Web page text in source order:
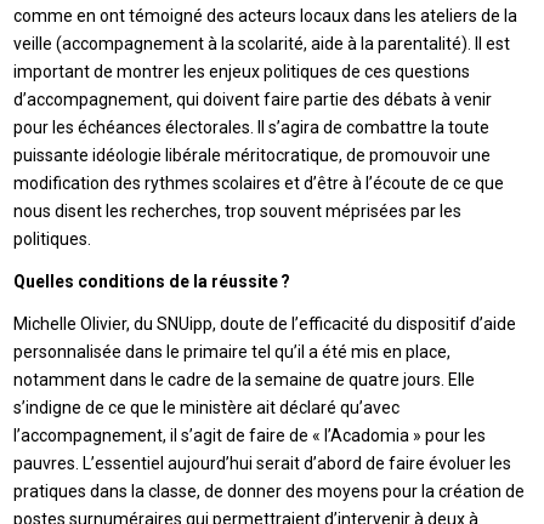
comme en ont témoigné des acteurs locaux dans les ateliers de la
veille (accompagnement à la scolarité, aide à la parentalité). Il est
important de montrer les enjeux politiques de ces questions
d’accompagnement, qui doivent faire partie des débats à venir
pour les échéances électorales. Il s’agira de combattre la toute
puissante idéologie libérale méritocratique, de promouvoir une
modification des rythmes scolaires et d’être à l’écoute de ce que
nous disent les recherches, trop souvent méprisées par les
politiques.
Quelles conditions de la réussite ?
Michelle Olivier, du SNUipp, doute de l’efficacité du dispositif d’aide
personnalisée dans le primaire tel qu’il a été mis en place,
notamment dans le cadre de la semaine de quatre jours. Elle
s’indigne de ce que le ministère ait déclaré qu’avec
l’accompagnement, il s’agit de faire de « l’Acadomia » pour les
pauvres. L’essentiel aujourd’hui serait d’abord de faire évoluer les
pratiques dans la classe, de donner des moyens pour la création de
postes surnuméraires qui permettraient d’intervenir à deux à